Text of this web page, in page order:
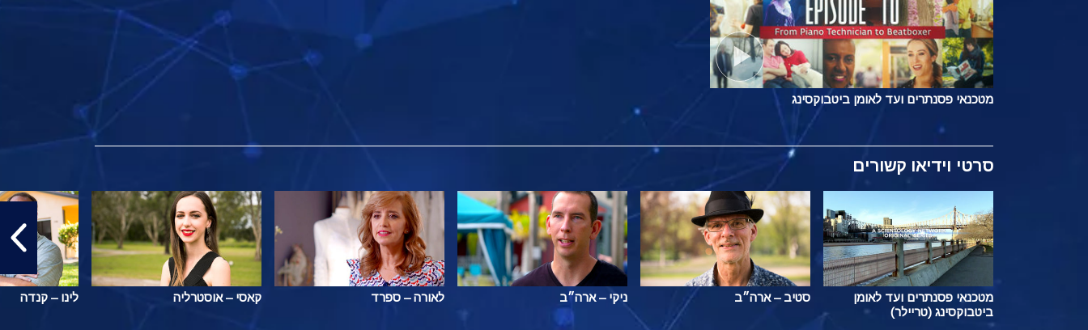
מטכנאי פסנתרים ועד לאומן ביטבוקסינג
סרטי וידיאו קשורים
מטכנאי פסנתרים ועד לאומן
ביטבוקסינג (טריילר)
סטיב – ארה״ב ניקי – ארה״ב לאורה – ספרד קאסי – אוסטרליה לינו – קנדה